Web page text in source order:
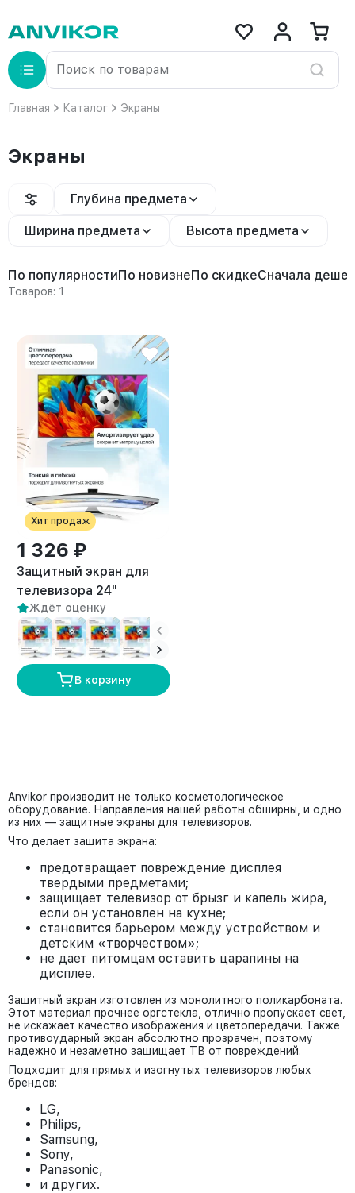
Главная Каталог Экраны
Экраны
Глубина предмета
Ширина предмета Высота предмета
По популярностиПо новизнеПо скидкеСначала
Товаров: 1
Хит продаж
1 326 ₽
Защитный экран для
телевизора 24"
Ждёт оценку
В корзину
Anvikor производит не только косметологическое
оборудование. Направления нашей работы обширны, и одно
из них — защитные экраны для телевизоров.
Что делает защита экрана:
предотвращает повреждение дисплея
твердыми предметами;
защищает телевизор от брызг и капель жира,
если он установлен на кухне;
становится барьером между устройством и
детским «творчеством»;
не дает питомцам оставить царапины на
дисплее.
Защитный экран изготовлен из монолитного поликарбоната.
Этот материал прочнее оргстекла, отлично пропускает свет,
не искажает качество изображения и цветопередачи. Также
противоударный экран абсолютно прозрачен, поэтому
надежно и незаметно защищает ТВ от повреждений.
Подходит для прямых и изогнутых телевизоров любых
брендов:
LG,
Philips,
Samsung,
Sony,
Panasonic,
и других.